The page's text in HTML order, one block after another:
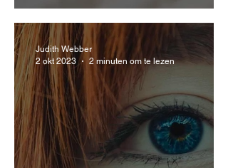
Judith Webber
2 okt 2023
2 minuten om te lezen